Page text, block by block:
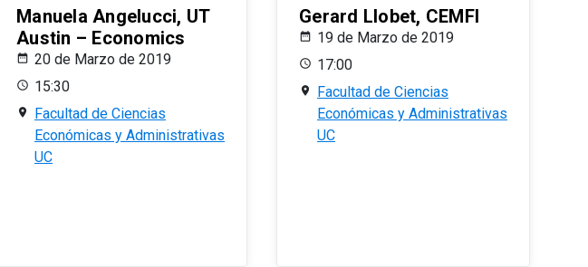
Manuela Angelucci, UT
Austin – Economics
20 de Marzo de 2019
15:30
Facultad de Ciencias
Económicas y Administrativas
UC
Gerard Llobet, CEMFI
19 de Marzo de 2019
17:00
Facultad de Ciencias
Económicas y Administrativas
UC